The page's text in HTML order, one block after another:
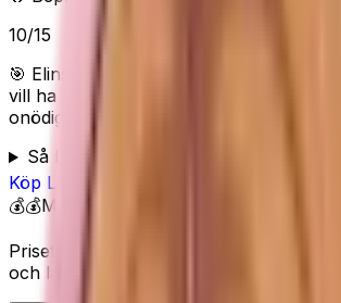
10/15
🎯 Elins poäng:
Bra
vill ha La Roche-Posay Pure Vitamin
onödigt krångel.
Så bedömer Elin
Köp La Roche-Posay
💰💰Mellan
Priset visas inte här eftersom Amazon
och lagerstatus.